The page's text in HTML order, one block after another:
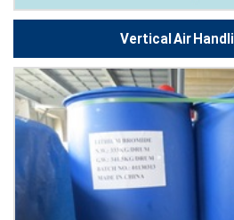
Vertical Air